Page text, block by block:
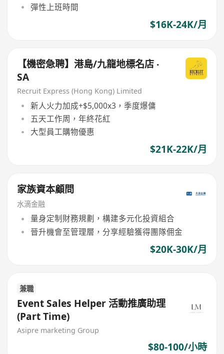
彈性上班時間
$16K-24K/月
【機密急聘】港島/九龍地標名店 ‧
SA
Recruit Express (Hong Kong) Limited
新人火力加成+$5,000x3，季度爆傭
五天工作周，年終花紅
大型員工購物優惠
$21K-22K/月
⁠家族資本顧問
水滴金融
量身定制財務規劃，構建多元化投資組合
晉升機會至管理層，分享經驗獲得團隊佣金
$20K-30K/月
兼職
Event Sales Helper 活動推廣助理
(Part Time)
Asipre marketing Group
$80-100/小時